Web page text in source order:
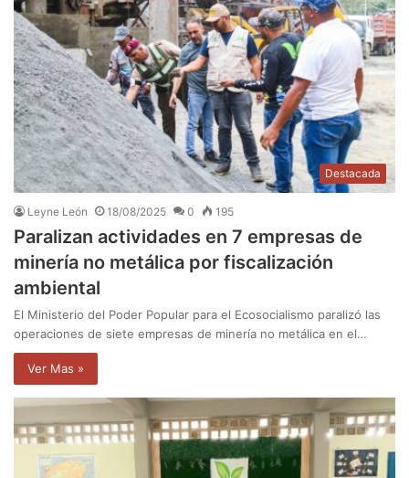
Destacada
Leyne León 18/08/2025 0 195
Paralizan actividades en 7 empresas de
minería no metálica por fiscalización
ambiental
El Ministerio del Poder Popular para el Ecosocialismo paralizó las
operaciones de siete empresas de minería no metálica en el…
Ver Mas »